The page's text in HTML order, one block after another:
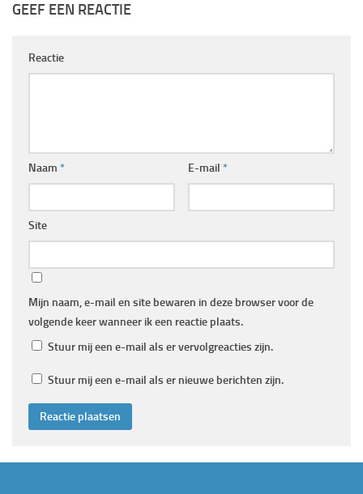
GEEF EEN REACTIE
Reactie
Naam * E-mail *
Site
Mijn naam, e-mail en site bewaren in deze browser voor de
volgende keer wanneer ik een reactie plaats.
Stuur mij een e-mail als er vervolgreacties zijn.
Stuur mij een e-mail als er nieuwe berichten zijn.